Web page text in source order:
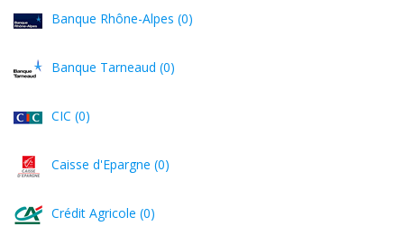
Banque Rhône-Alpes (0)
Banque Tarneaud (0)
CIC (0)
Caisse d'Epargne (0)
Crédit Agricole (0)